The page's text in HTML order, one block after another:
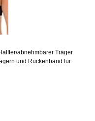
abnehmbarer Träger
und Rückenband für